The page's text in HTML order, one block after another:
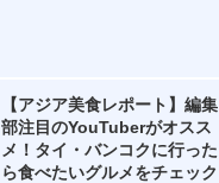
【アジア美食レポート】編集
部注目のYouTuberがオスス
メ！タイ・バンコクに行った
ら食べたいグルメをチェック